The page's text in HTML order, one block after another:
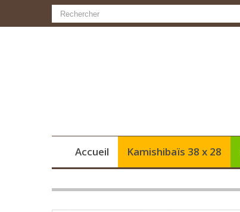
Accueil Kamishibaïs 38 x 28